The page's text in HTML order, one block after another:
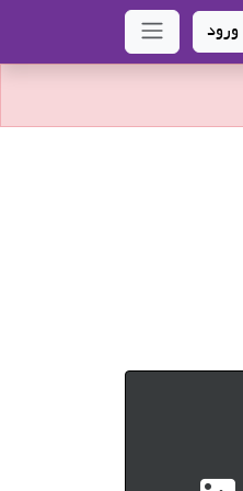
ورود